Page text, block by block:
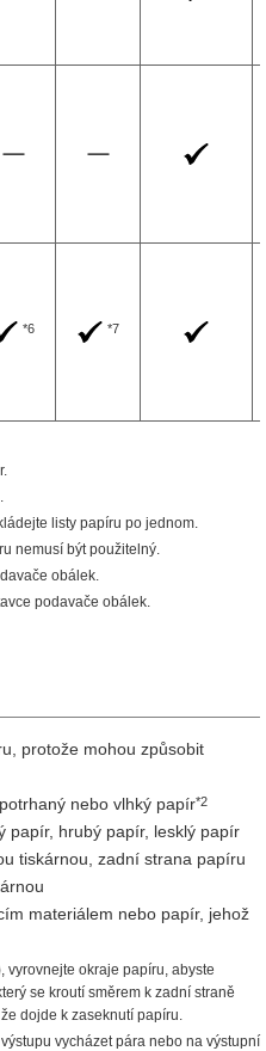
*6 *7
listy papíru po jednom.
nemusí být použitelný.
obálek.
podavače obálek.
protože mohou způsobit
, potrhaný nebo vlhký papír*2
papír, hrubý papír, lesklý papír
tiskárnou, zadní strana papíru
materiálem nebo papír, jehož
vyrovnejte okraje papíru, abyste
se kroutí směrem k zadní straně
dojde k zaseknutí papíru.
vycházet pára nebo na výstupní